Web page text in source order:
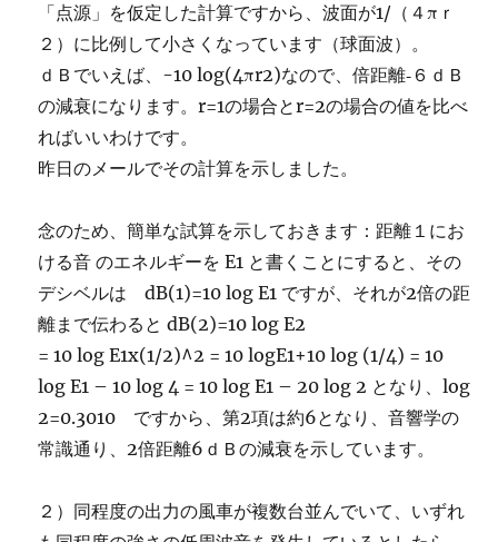
「点源」を仮定した計算ですから、波面が1/（４πｒ
２）に比例して小さくなっています（球面波）。
ｄＢでいえば、-10 log(4πr2)なので、倍距離‐６ｄＢ
の減衰になります。r=1の場合とr=2の場合の値を比べ
ればいいわけです。
昨日のメールでその計算を示しました。
念のため、簡単な試算を示しておきます：距離１にお
ける音 のエネルギーを E1 と書くことにすると、その
デシベルは dB(1)=10 log E1 ですが、それが2倍の距
離まで伝わると dB(2)=10 log E2
= 10 log E1x(1/2)^2 = 10 logE1+10 log (1/4) = 10
log E1 – 10 log 4 = 10 log E1 – 20 log 2 となり、log
2=0.3010 ですから、第2項は約6となり、音響学の
常識通り、2倍距離6ｄＢの減衰を示しています。
２）同程度の出力の風車が複数台並んでいて、いずれ